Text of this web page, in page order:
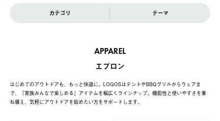
カテゴリ テーマ
APPAREL
エプロン
はじめてのアウトドアも、もっと快適に。LOGOSはテントやBBQグリルからウェアま
で、「家族みんなで楽しめる」アイテムを幅広くラインナップ。機能性と使いやすさを兼
ね備え、気軽にアウトドアを始めたい方をサポートします。